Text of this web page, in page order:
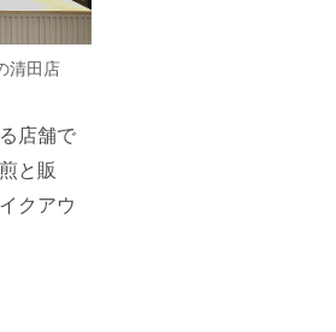
清田店
店舗で
と販
クアウ